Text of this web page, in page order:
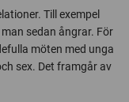
Till exempel
sedan ångrar. För
möten med unga
sex. Det framgår av